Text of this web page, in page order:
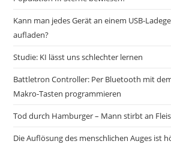
Kann man jedes Gerät an einem USB-
aufladen?
Studie: KI lässt uns schlechter lernen
Battletron Controller: Per Bluetooth mit
Makro-Tasten programmieren
Tod durch Hamburger – Mann stirbt an
Die Auflösung des menschlichen Auges ist